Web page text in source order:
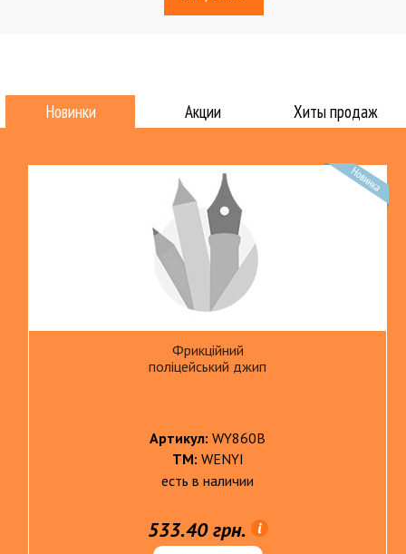
Новинки Акции Хиты продаж
Фрикційний
поліцейський джип
Артикул: WY860B
ТМ: WENYI
есть в наличии
533.40 грн.